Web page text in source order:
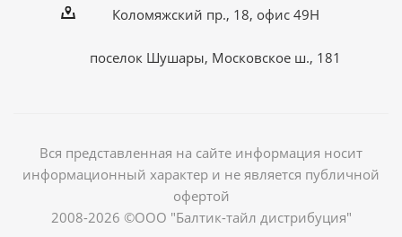
Коломяжский пр., 18, офис 49Н
поселок Шушары, Московское ш., 181
Вся представленная на сайте информация носит
информационный характер и не является публичной
офертой
2008-2026 ©ООО "Балтик-тайл дистрибуция"